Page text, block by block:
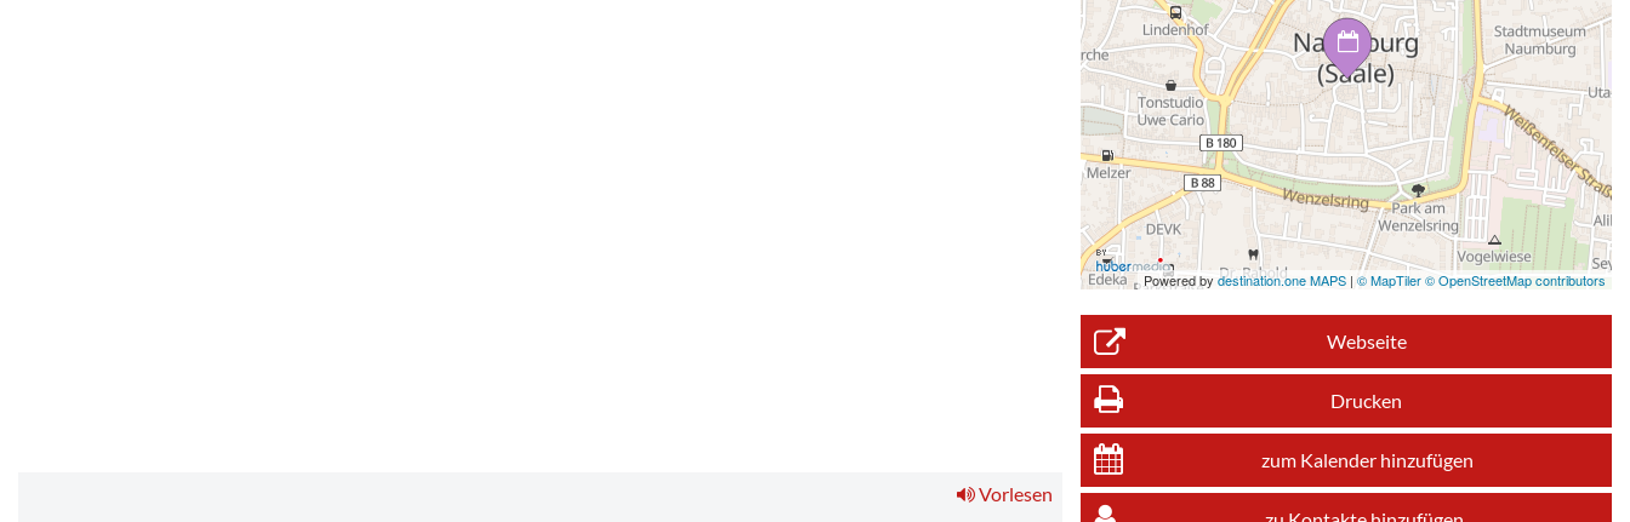
Vorlesen
Powered by destination.one MAPS | © MapTiler © OpenStreetMap contributors
Webseite
Drucken
zum Kalender hinzufügen